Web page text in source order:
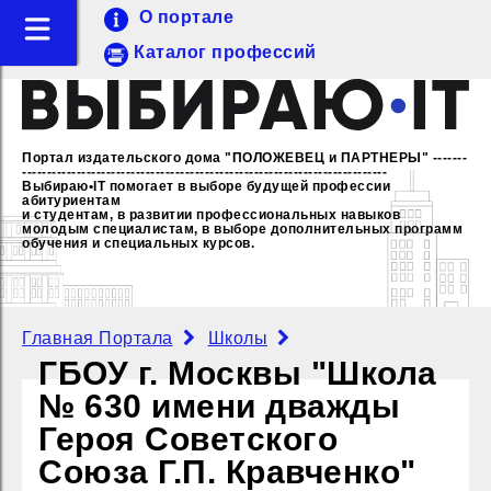
Портал издательского дома "ПОЛОЖЕВЕЦ и ПАРТНЕРЫ" -------
--------------------------------------------------------------------------
Выбираю•IT помогает в выборе будущей профессии
абитуриентам
и студентам, в развитии профессиональных навыков
молодым специалистам, в выборе дополнительных программ
обучения и специальных курсов.
О портале
Каталог профессий
Главная Портала Школы
ГБОУ г. Москвы "Школа
№ 630 имени дважды
Героя Советского
Союза Г.П. Кравченко"